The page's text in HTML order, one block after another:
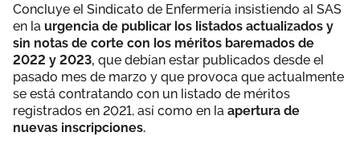
Concluye el Sindicato de Enfermería insistiendo al SAS
en la urgencia de publicar los listados actualizados y
sin notas de corte con los méritos baremados de
2022 y 2023, que debían estar publicados desde el
pasado mes de marzo y que provoca que actualmente
se está contratando con un listado de méritos
registrados en 2021, así como en la apertura de
nuevas inscripciones.